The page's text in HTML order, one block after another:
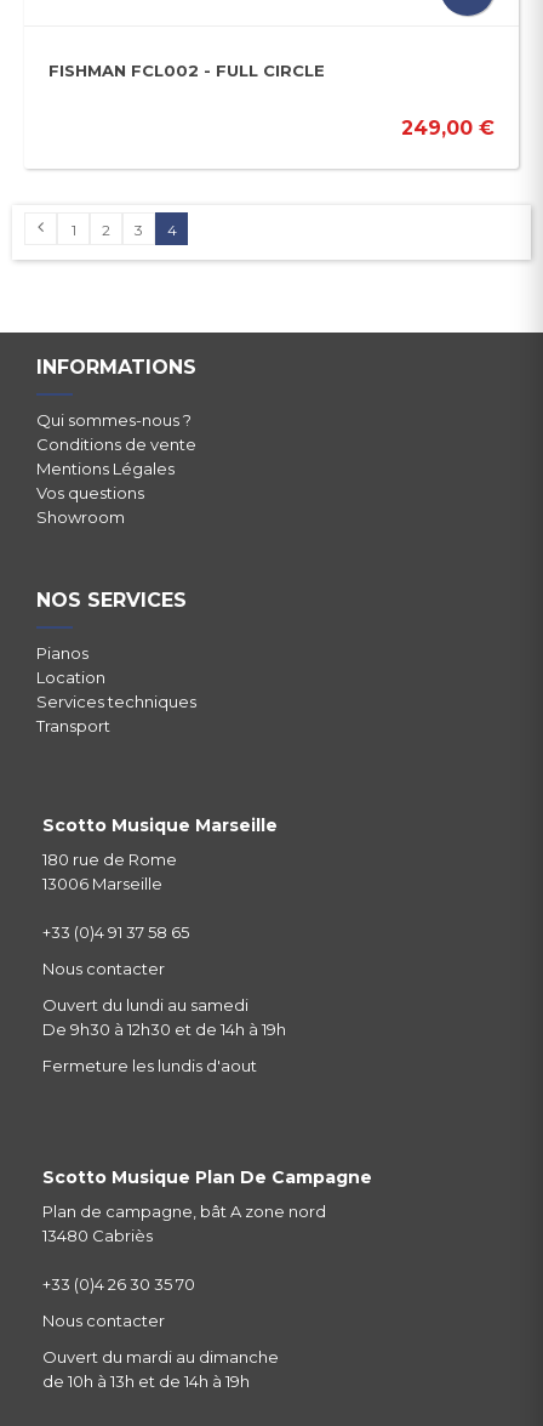
FISHMAN FCL002 - FULL CIRCLE
249,00 €
1 2 3 4
INFORMATIONS
Qui sommes-nous ?
Conditions de vente
Mentions Légales
Vos questions
Showroom
NOS SERVICES
Pianos
Location
Services techniques
Transport
Scotto Musique Marseille
180 rue de Rome
13006 Marseille
+33 (0)4 91 37 58 65
Nous contacter
Ouvert du lundi au samedi
De 9h30 à 12h30 et de 14h à 19h
Fermeture les lundis d'aout
Scotto Musique Plan De Campagne
Plan de campagne, bât A zone nord
13480 Cabriès
+33 (0)4 26 30 35 70
Nous contacter
Ouvert du mardi au dimanche
de 10h à 13h et de 14h à 19h